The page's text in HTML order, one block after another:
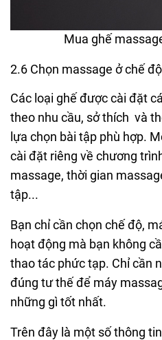
Mua ghế
2.6 Chọn massage ở chế
Các loại ghế được cài đặt
theo nhu cầu, sở thích và
lựa chọn bài tập phù hợp.
cài đặt riêng về chương
massage, thời gian
tập...
Bạn chỉ cần chọn chế độ,
hoạt động mà bạn không
thao tác phức tạp. Chỉ cần
đúng tư thế để máy
những gì tốt nhất.
Trên đây là một số thông